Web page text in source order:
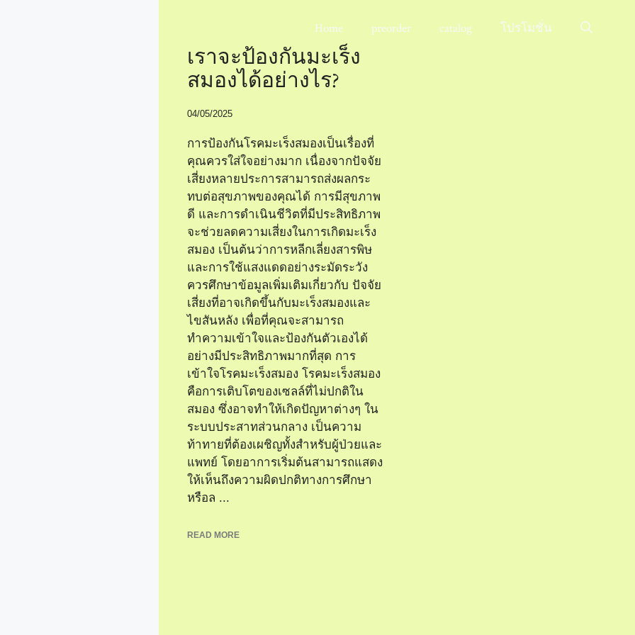
Home preorder catalog โปรโมชั่น
เราจะป้องกันมะเร็ง
สมองได้อย่างไร?
04/05/2025
การป้องกันโรคมะเร็งสมองเป็นเรื่องที่
คุณควรใส่ใจอย่างมาก เนื่องจากปัจจัย
เสี่ยงหลายประการสามารถส่งผลกระ
ทบต่อสุขภาพของคุณได้ การมีสุขภาพ
ดี และการดำเนินชีวิตที่มีประสิทธิภาพ
จะช่วยลดความเสี่ยงในการเกิดมะเร็ง
สมอง เป็นต้นว่าการหลีกเลี่ยงสารพิษ
และการใช้แสงแดดอย่างระมัดระวัง
ควรศึกษาข้อมูลเพิ่มเติมเกี่ยวกับ ปัจจัย
เสี่ยงที่อาจเกิดขึ้นกับมะเร็งสมองและ
ไขสันหลัง เพื่อที่คุณจะสามารถ
ทำความเข้าใจและป้องกันตัวเองได้
อย่างมีประสิทธิภาพมากที่สุด การ
เข้าใจโรคมะเร็งสมอง โรคมะเร็งสมอง
คือการเติบโตของเซลล์ที่ไม่ปกติใน
สมอง ซึ่งอาจทำให้เกิดปัญหาต่างๆ ใน
ระบบประสาทส่วนกลาง เป็นความ
ท้าทายที่ต้องเผชิญทั้งสำหรับผู้ป่วยและ
แพทย์ โดยอาการเริ่มต้นสามารถแสดง
ให้เห็นถึงความผิดปกติทางการศึกษา
หรือล ...
READ MORE